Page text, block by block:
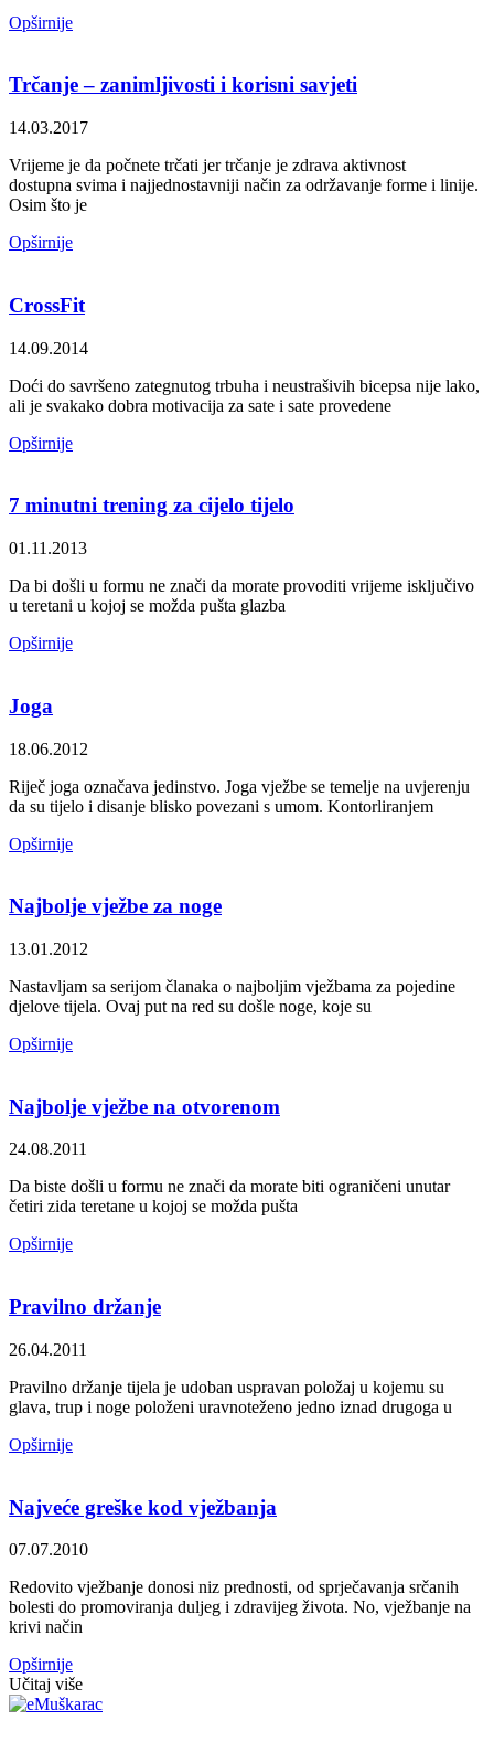
Opširnije
Trčanje – zanimljivosti i korisni savjeti
14.03.2017
Vrijeme je da počnete trčati jer trčanje je zdrava aktivnost
dostupna svima i najjednostavniji način za održavanje forme i linije.
Osim što je
Opširnije
CrossFit
14.09.2014
Doći do savršeno zategnutog trbuha i neustrašivih bicepsa nije lako,
ali je svakako dobra motivacija za sate i sate provedene
Opširnije
7 minutni trening za cijelo tijelo
01.11.2013
Da bi došli u formu ne znači da morate provoditi vrijeme isključivo
u teretani u kojoj se možda pušta glazba
Opširnije
Joga
18.06.2012
Riječ joga označava jedinstvo. Joga vježbe se temelje na uvjerenju
da su tijelo i disanje blisko povezani s umom. Kontorliranjem
Opširnije
Najbolje vježbe za noge
13.01.2012
Nastavljam sa serijom članaka o najboljim vježbama za pojedine
djelove tijela. Ovaj put na red su došle noge, koje su
Opširnije
Najbolje vježbe na otvorenom
24.08.2011
Da biste došli u formu ne znači da morate biti ograničeni unutar
četiri zida teretane u kojoj se možda pušta
Opširnije
Pravilno držanje
26.04.2011
Pravilno držanje tijela je udoban uspravan položaj u kojemu su
glava, trup i noge položeni uravnoteženo jedno iznad drugoga u
Opširnije
Najveće greške kod vježbanja
07.07.2010
Redovito vježbanje donosi niz prednosti, od sprječavanja srčanih
bolesti do promoviranja duljeg i zdravijeg života. No, vježbanje na
krivi način
Opširnije
Učitaj više